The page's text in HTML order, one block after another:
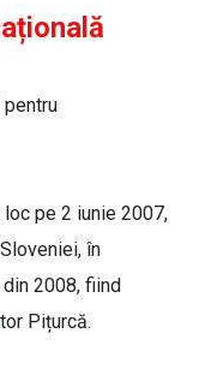
pentru
loc pe 2 iunie 2007,
în
2008, fiind
Pițurcă.